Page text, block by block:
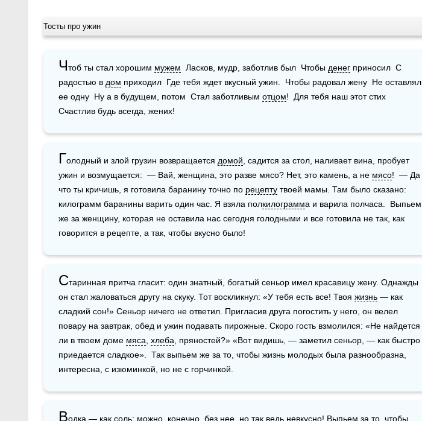
Тосты про ужин
Чтоб ты стал хорошим мужем
  Ласков, мудр, заботлив был  Чтобы
денег приносил  С
радостью в дом приходил  Где тебя ждет вкусный ужин.  Чтобы радовал жену  Не оставлял
ее одну  Ну а в будущем, потом  Стал заботливым отцом!  Для тебя наш этот стих
Счастлив будь всегда, жених!
Голодный и злой грузин возвращается домой , садится за стол, наливает вина, пробует
ужин и возмущается:  — Вай, женщина, это разве мясо? Нет, это камень, а не мясо!  — Да
что ты кричишь, я готовила баранину точно по рецепту твоей мамы. Там было сказано:
килограмм баранины варить один час. Я взяла полкилограмма и варила полчаса.  Выпьем
же за женщину, которая не оставила нас сегодня голодными и все готовила не так, как
говорится в рецепте, а так, чтобы вкусно было!
Старинная притча гласит: один знатный, богатый сеньор имел красавицу жену. Однажды
он стал жаловаться другу на скуку. Тот воскликнул: «У тебя есть все! Твоя жизнь — как
сладкий сон!» Сеньор ничего не ответил. Пригласив друга погостить у него, он велел
повару на завтрак, обед и ужин подавать пирожные. Скоро гость взмолился: «Не найдется
ли в твоем доме мяса хлеба , пряностей?» «Вот видишь, — заметил сеньор, — как быстро
приедается сладкое».  Так выпьем же за то, чтобы жизнь молодых была разнообразна,
интересна, с изюминкой, но не с горчинкой.
Водка — как соль: можно, конечно, без нее, но так ведь невкусно! Выпьем за то, чтобы